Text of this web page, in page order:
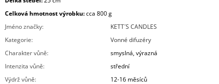
Celková hmotnost výrobku:cca 800g
Jméno značky:
KETT´S CANDLES
Kategorie:
Vonné difuzéry
Charakter vůně:
smyslná, výrazná
Intenzita vůně:
střední
Výdrž vůně: 12-16 měsíců